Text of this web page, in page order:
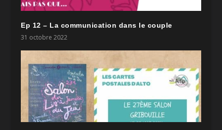
Ep 12 – La communication dans le couple
31 octobre 2022